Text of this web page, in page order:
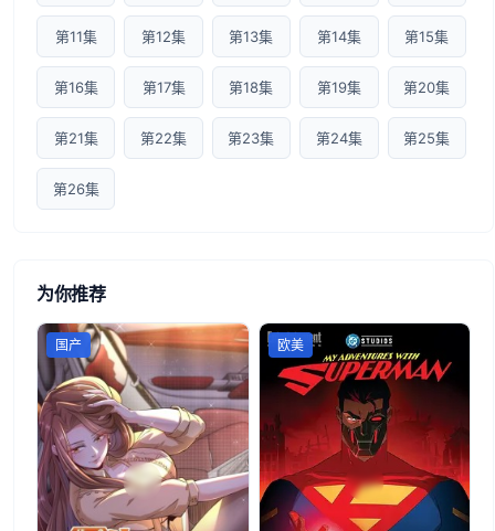
第11集 第12集 第13集 第14集 第15集
第16集 第17集 第18集 第19集 第20集
第21集 第22集 第23集 第24集 第25集
第26集
为你推荐
国产 欧美